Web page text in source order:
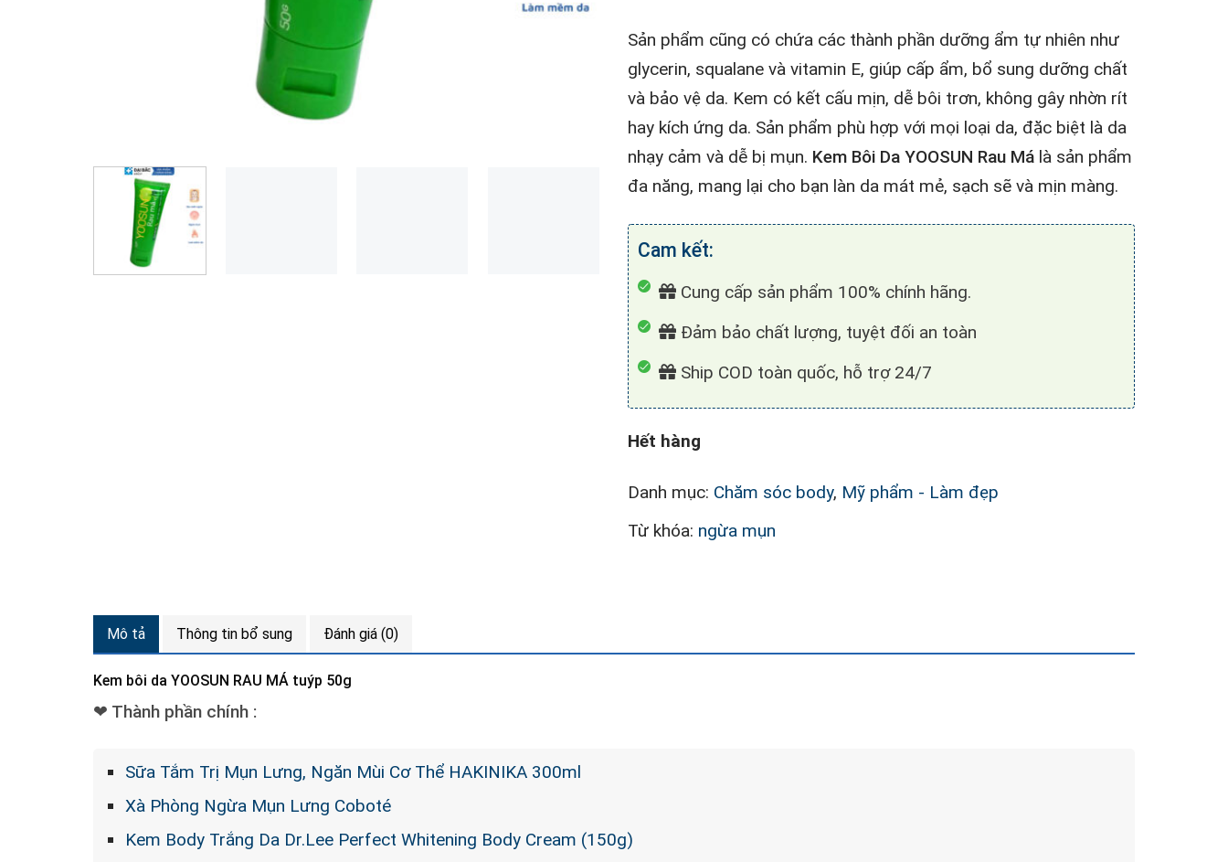
Sản phẩm cũng có chứa các thành phần dưỡng ẩm tự nhiên như
glycerin, squalane và vitamin E, giúp cấp ẩm, bổ sung dưỡng chất
và bảo vệ da. Kem có kết cấu mịn, dễ bôi trơn, không gây nhờn rít
hay kích ứng da. Sản phẩm phù hợp với mọi loại da, đặc biệt là da
nhạy cảm và dễ bị mụn. Kem Bôi Da YOOSUN Rau Má là sản phẩm
đa năng, mang lại cho bạn làn da mát mẻ, sạch sẽ và mịn màng.
Cam kết:
Cung cấp sản phẩm 100% chính hãng.
Đảm bảo chất lượng, tuyệt đối an toàn
Ship COD toàn quốc, hỗ trợ 24/7
Hết hàng
Danh mục: Chăm sóc body, Mỹ phẩm - Làm đẹp
Từ khóa: ngừa mụn
Mô tả Thông tin bổ sung Đánh giá (0)
Kem bôi da YOOSUN RAU MÁ tuýp 50g
❤ Thành phần chính :
Sữa Tắm Trị Mụn Lưng, Ngăn Mùi Cơ Thể HAKINIKA 300ml
Xà Phòng Ngừa Mụn Lưng Coboté
Kem Body Trắng Da Dr.Lee Perfect Whitening Body Cream (150g)